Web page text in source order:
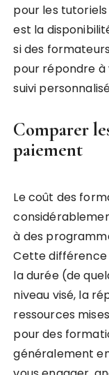
pour les
est la
si des
pour répondre à
suivi
Comparer
paiement
Le coût des
à des
Cette différence
la durée (de
niveau visé, la
ressources
pour des
généralement